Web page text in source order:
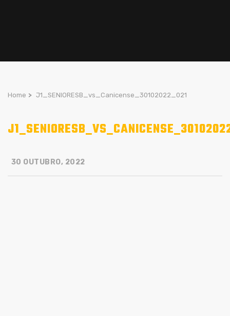
Home > J1_SENIORESB_vs_Canicense_30102022_021
30 OUTUBRO, 2022